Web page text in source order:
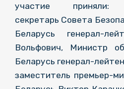
участие приняли:
секретарь Совета
Беларусь генерал-
Вольфович, Министр
Беларусь генерал-
заместитель премьер-